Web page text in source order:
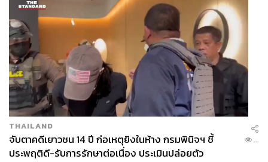
THAILAND
จับตาคดีเยาวชน 14 ปี ก่อเหตุยิงในห้าง กรมพินิจฯ ชี้
ประพฤติดี-รับการรักษาต่อเนื่อง ประเมินปล่อยตัว
...